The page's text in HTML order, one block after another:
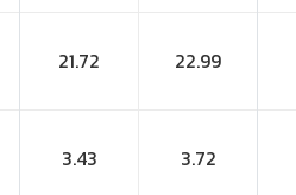
21.72 22.99
3.43 3.72